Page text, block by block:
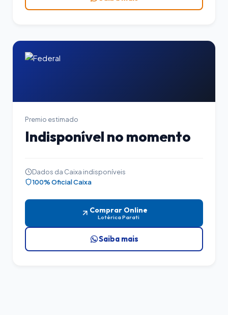
Premio estimado
Indisponível no momento
Dados da Caixa indisponíveis
100% Oficial Caixa
Comprar Online
Lotérica Parati
Saiba mais